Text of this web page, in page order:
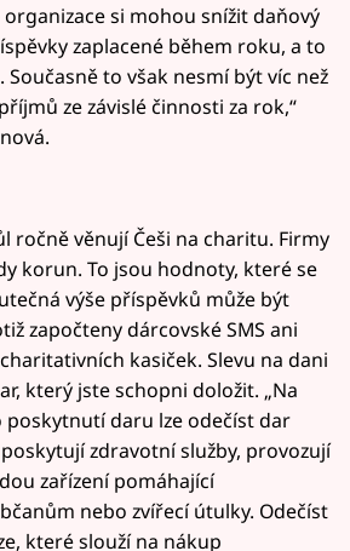
organizace si mohou snížit daňový
zaplacené během roku, a to
to však nesmí být víc než
ze závislé činnosti za rok,“
ročně věnují Češi na charitu. Firmy
korun. To jsou hodnoty, které se
výše příspěvků může být
započteny dárcovské SMS ani
kasiček. Slevu na dani
který jste schopni doložit. „Na
poskytnutí daru lze odečíst dar
zdravotní služby, provozují
zařízení pomáhající
nebo zvířecí útulky. Odečíst
které slouží na nákup